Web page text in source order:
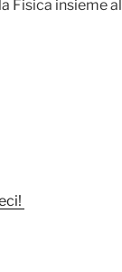
Fisica insieme